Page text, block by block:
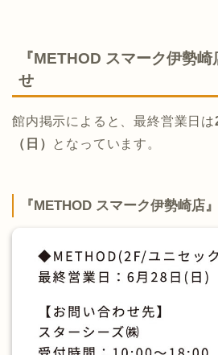
『METHOD スマーク伊勢
せ
館内掲示によると、最終営業日は
（日） となっています。
『METHOD スマーク伊勢崎店